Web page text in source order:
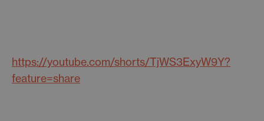
https://youtube.com/shorts/TjWS3ExyW9Y?
feature=share